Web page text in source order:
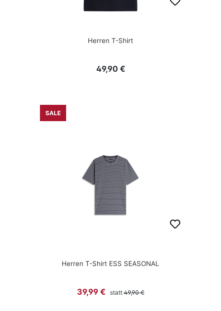
Herren T-Shirt
Regulärer Preis:
49,90 €
SALE
Herren T-Shirt ESS SEASONAL
Verkaufspreis:
39,99 € statt Regulärer Preis:
49,90 €